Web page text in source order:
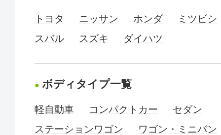
トヨタ ニッサン ホンダ
ミツビシ
スバル
スズキ ダイハツ
ボディタイプ一覧
軽自動車 コンパクトカー
セダン
ステーションワゴン
ワゴン・ミニバン